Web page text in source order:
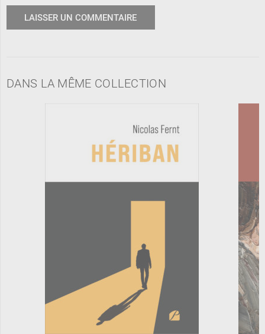
DANS LA MÊME COLLECTION